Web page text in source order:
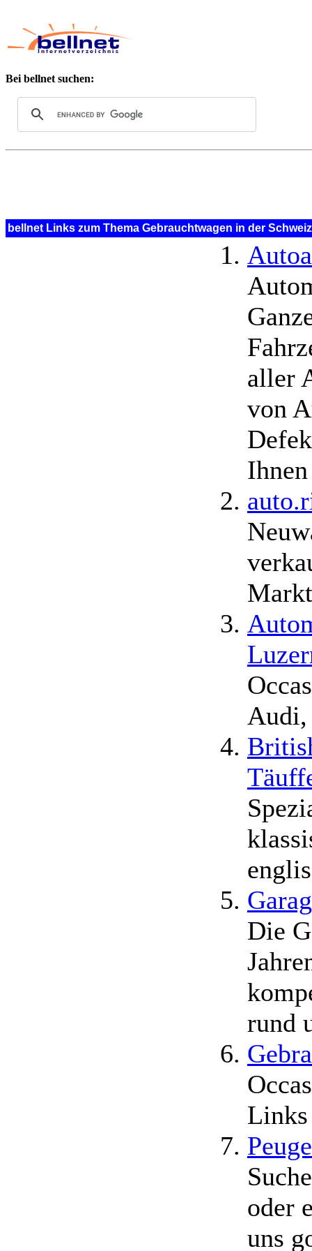
Bei bellnet suchen:
bellnet Links zum Thema Gebrauchtwagen in der Schweiz
aller
von
Audi,
Die
rund
oder
uns